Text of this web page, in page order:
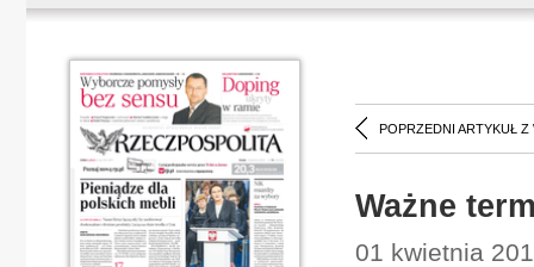
POPRZEDNI ARTYKUŁ Z
Ważne
01 kwietnia